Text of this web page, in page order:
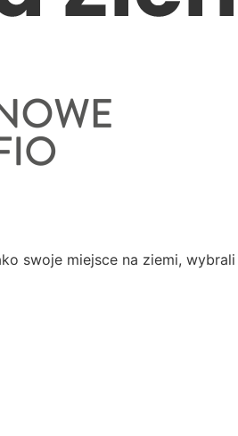
swoje miejsce na ziemi,